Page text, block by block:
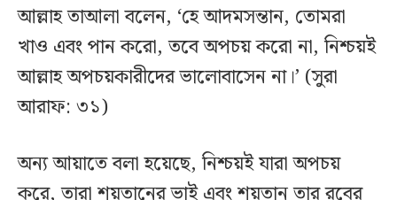
আল্লাহ তাআলা বলেন, ‘হে আদমসন্তান, তোমরা
খাও এবং পান করো, তবে অপচয় করো না, নিশ্চয়ই
আল্লাহ অপচয়কারীদের ভালোবাসেন না।’ (সুরা
আরাফ: ৩১)
অন্য আয়াতে বলা হয়েছে, নিশ্চয়ই যারা অপচয়